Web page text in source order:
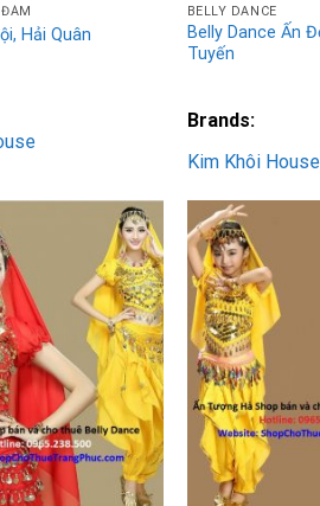
Hải Quân
BELLY DANCE
Belly Dance Ấn
Tuyến
Brands:
Kim Khôi House
Add to
Wishlist